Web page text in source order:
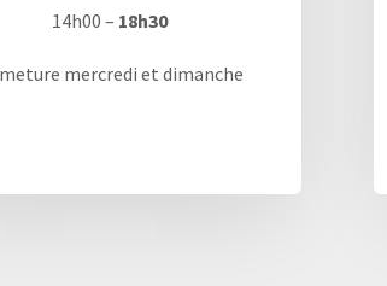
14h00 – 18h30
mercredi et dimanche